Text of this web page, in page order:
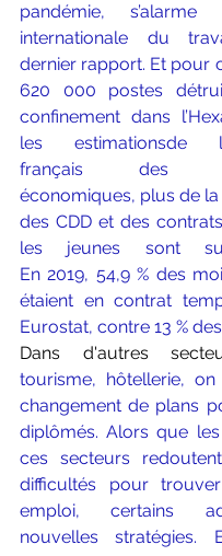
pandémie, s’alarme
internationale du
dernier rapport. Et pour
620 000 postes
confinement dans
les estimationsde
français des
économiques, plus de
des CDD et des
les jeunes sont
En 2019, 54,9 % des
étaient en contrat
Eurostat, contre 13 %
Dans d'autres
tourisme, hôtellerie,
changement de plans
diplômés. Alors que
ces secteurs
difficultés pour
emploi, certains
nouvelles stratégies.